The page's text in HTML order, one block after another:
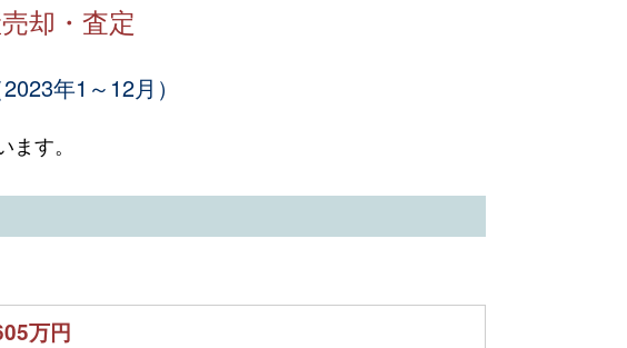
却・査定
年1～12月）
す。
万円